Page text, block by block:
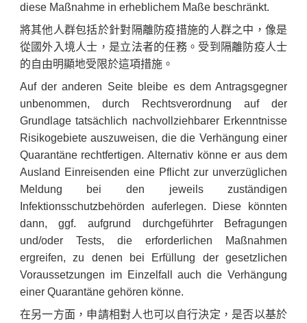
diese Maßnahme in erheblichem Maße beschränkt.
將其他人群包括於針對隔離防疫措施的人群之中，像是
從國外入境人士，是立法者的任務。受到隔離防疫人士
的自由明顯地受限於這項措施。
Auf der anderen Seite bleibe es dem Antragsgegner
unbenommen, durch Rechtsverordnung auf der
Grundlage tatsächlich nachvollziehbarer Erkenntnisse
Risikogebiete auszuweisen, die die Verhängung einer
Quarantäne rechtfertigen. Alternativ könne er aus dem
Ausland Einreisenden eine Pflicht zur unverzüglichen
Meldung bei den jeweils zuständigen
Infektionsschutzbehörden auferlegen. Diese könnten
dann, ggf. aufgrund durchgeführter Befragungen
und/oder Tests, die erforderlichen Maßnahmen
ergreifen, zu denen bei Erfüllung der gesetzlichen
Voraussetzungen im Einzelfall auch die Verhängung
einer Quarantäne gehören könne.
在另一方面，申請相對人也可以自行決定，是否以基於